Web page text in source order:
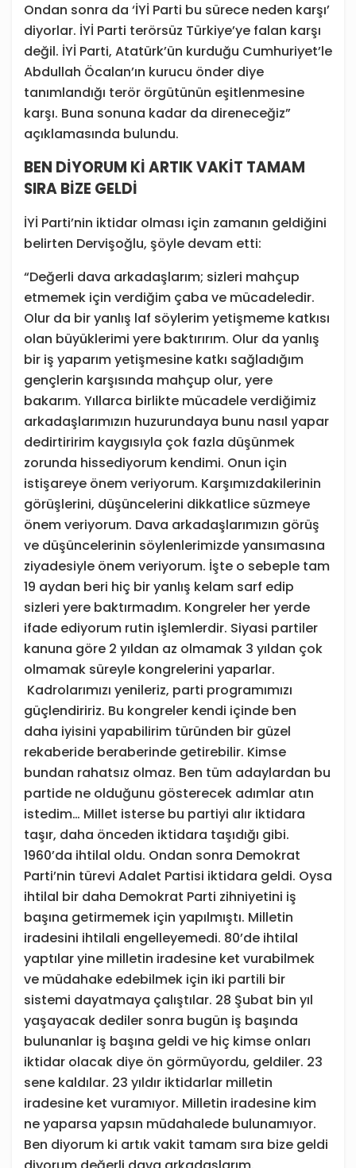
Ondan sonra da ‘İYİ Parti bu sürece neden karşı’
diyorlar. İYİ Parti terörsüz Türkiye’ye falan karşı
değil. İYİ Parti, Atatürk’ün kurduğu Cumhuriyet’le
Abdullah Öcalan’ın kurucu önder diye
tanımlandığı terör örgütünün eşitlenmesine
karşı. Buna sonuna kadar da direneceğiz”
açıklamasında bulundu.
BEN DİYORUM Kİ ARTIK VAKİT TAMAM
SIRA BİZE GELDİ
İYİ Parti’nin iktidar olması için zamanın geldiğini
belirten Dervişoğlu, şöyle devam etti:
“Değerli dava arkadaşlarım; sizleri mahçup
etmemek için verdiğim çaba ve mücadeledir.
Olur da bir yanlış laf söylerim yetişmeme katkısı
olan büyüklerimi yere baktırırım. Olur da yanlış
bir iş yaparım yetişmesine katkı sağladığım
gençlerin karşısında mahçup olur, yere
bakarım. Yıllarca birlikte mücadele verdiğimiz
arkadaşlarımızın huzurundaya bunu nasıl yapar
dedirtiririm kaygısıyla çok fazla düşünmek
zorunda hissediyorum kendimi. Onun için
istişareye önem veriyorum. Karşımızdakilerinin
görüşlerini, düşüncelerini dikkatlice süzmeye
önem veriyorum. Dava arkadaşlarımızın görüş
ve düşüncelerinin söylenlerimizde yansımasına
ziyadesiyle önem veriyorum. İşte o sebeple tam
19 aydan beri hiç bir yanlış kelam sarf edip
sizleri yere baktırmadım. Kongreler her yerde
ifade ediyorum rutin işlemlerdir. Siyasi partiler
kanuna göre 2 yıldan az olmamak 3 yıldan çok
olmamak süreyle kongrelerini yaparlar.
Kadrolarımızı yenileriz, parti programımızı
güçlendiririz. Bu kongreler kendi içinde ben
daha iyisini yapabilirim türünden bir güzel
rekaberide beraberinde getirebilir. Kimse
bundan rahatsız olmaz. Ben tüm adaylardan bu
partide ne olduğunu gösterecek adımlar atın
istedim… Millet isterse bu partiyi alır iktidara
taşır, daha önceden iktidara taşıdığı gibi.
1960’da ihtilal oldu. Ondan sonra Demokrat
Parti’nin türevi Adalet Partisi iktidara geldi. Oysa
ihtilal bir daha Demokrat Parti zihniyetini iş
başına getirmemek için yapılmıştı. Milletin
iradesini ihtilali engelleyemedi. 80’de ihtilal
yaptılar yine milletin iradesine ket vurabilmek
ve müdahake edebilmek için iki partili bir
sistemi dayatmaya çalıştılar. 28 Şubat bin yıl
yaşayacak dediler sonra bugün iş başında
bulunanlar iş başına geldi ve hiç kimse onları
iktidar olacak diye ön görmüyordu, geldiler. 23
sene kaldılar. 23 yıldır iktidarlar milletin
iradesine ket vuramıyor. Milletin iradesine kim
ne yaparsa yapsın müdahalede bulunamıyor.
Ben diyorum ki artık vakit tamam sıra bize geldi